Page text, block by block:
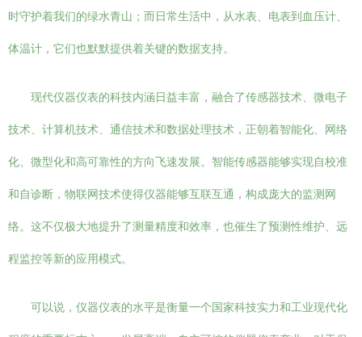
时守护着我们的绿水青山；而日常生活中，从水表、电表到血压计、
体温计，它们也默默提供着关键的数据支持。
现代仪器仪表的科技内涵日益丰富，融合了传感器技术、微电子
技术、计算机技术、通信技术和数据处理技术，正朝着智能化、网络
化、微型化和高可靠性的方向飞速发展。智能传感器能够实现自校准
和自诊断，物联网技术使得仪器能够互联互通，构成庞大的监测网
络。这不仅极大地提升了测量精度和效率，也催生了预测性维护、远
程监控等新的应用模式。
可以说，仪器仪表的水平是衡量一个国家科技实力和工业现代化